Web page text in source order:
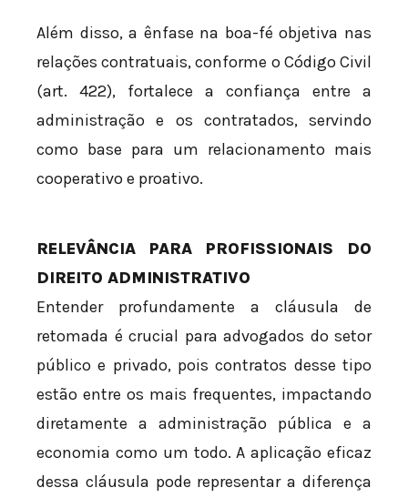
Além disso, a ênfase na boa-fé objetiva nas
relações contratuais, conforme o Código Civil
(art. 422), fortalece a confiança entre a
administração e os contratados, servindo
como base para um relacionamento mais
cooperativo e proativo.
RELEVÂNCIA PARA PROFISSIONAIS DO
DIREITO ADMINISTRATIVO
Entender profundamente a cláusula de
retomada é crucial para advogados do setor
público e privado, pois contratos desse tipo
estão entre os mais frequentes, impactando
diretamente a administração pública e a
economia como um todo. A aplicação eficaz
dessa cláusula pode representar a diferença